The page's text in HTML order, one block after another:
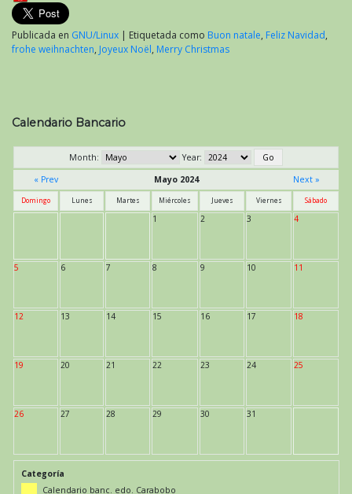
Publicada en GNU/Linux | Etiquetada como Buon natale, Feliz Navidad,
frohe weihnachten, Joyeux Noël, Merry Christmas
Calendario Bancario
Month:
Year:
« Prev
Mayo 2024 Next »
Domingo Lunes Martes Miércoles Jueves Viernes Sábado
1 2 3 4
5 6 7 8 9 10 11
12 13 14 15 16 17 18
19 20 21 22 23 24 25
26 27 28 29 30 31
Categoría
Calendario banc. edo. Carabobo